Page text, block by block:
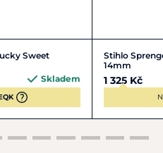
podporuje přirozené slinění).
opláchněte vlažnou
(patina) je žádoucí a
Skladujte na suchém místě
Sweet
Skladem
Stihlo
14mm
1 325 Kč